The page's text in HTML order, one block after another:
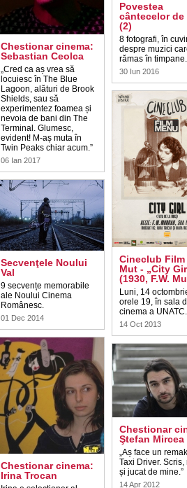
Chestionar cinema:
Sebastian Ceolca
„Cred ca aș vrea să
locuiesc în The Blue
Lagoon, alături de Brook
Shields, sau să
experimentez foamea și
nevoia de bani din The
Terminal. Glumesc,
evident! M-aș muta în
Twin Peaks chiar acum.”
06 Ian 2017
Secvenţele Noului
Val
9 secvențe memorabile
ale Noului Cinema
Românesc.
01 Dec 2014
Chestionar cinema:
Irina Trocan
Povestea
cântecelor de
(2)
8 fotografi, în
despre muzici
rămas în timpane.
30 Iun 2016
Cineclub Film
Mut - „City
(1930, F.W.
Luni, 14
orele 19, în sala
cinema a UNATC.
14 Oct 2013
Chestionar
Ştefan Mircea
„Aș face un
Taxi Driver. Scris,
și jucat de mine.”
14 Apr 2012